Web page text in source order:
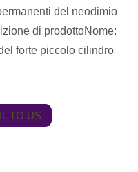
del neodimio
di prodottoNome:
forte piccolo cilindro
TO US